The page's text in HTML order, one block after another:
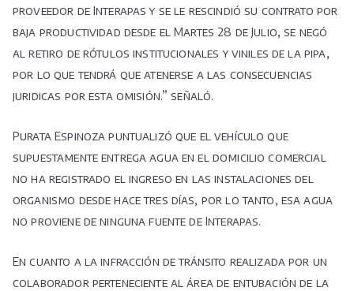
proveedor de Interapas y se le rescindió su contrato por
baja productividad desde el Martes 28 de Julio, se negó
al retiro de rótulos institucionales y viniles de la pipa,
por lo que tendrá que atenerse a las consecuencias
juridicas por esta omisión.” señaló.
Purata Espinoza puntualizó que el vehículo que
supuestamente entrega agua en el domicilio comercial
no ha registrado el ingreso en las instalaciones del
organismo desde hace tres días, por lo tanto, esa agua
no proviene de ninguna fuente de Interapas.
En cuanto a la infracción de tránsito realizada por un
colaborador perteneciente al área de entubación de la